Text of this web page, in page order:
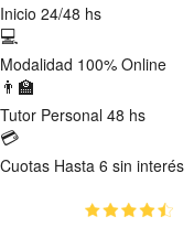
Inicio 24/48 hs
💻
Modalidad 100% Online
👨‍🏫
Tutor Personal 48 hs
💳
Cuotas Hasta 6 sin interés